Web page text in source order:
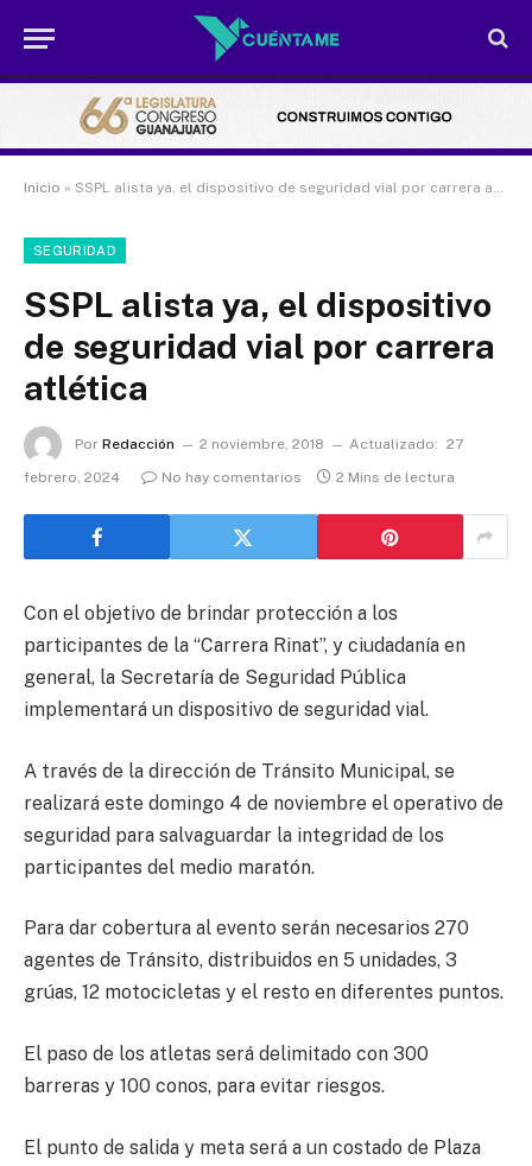
Inicio » SSPL alista ya, el dispositivo de seguridad vial por carrera atlética
SEGURIDAD
SSPL alista ya, el dispositivo
de seguridad vial por carrera
atlética
Por Redacción 2 noviembre, 2018 Actualizado: 27
febrero, 2024
No hay comentarios 2 Mins de lectura
Con el objetivo de brindar protección a los
participantes de la “Carrera Rinat”, y ciudadanía en
general, la Secretaría de Seguridad Pública
implementará un dispositivo de seguridad vial.
A través de la dirección de Tránsito Municipal, se
realizará este domingo 4 de noviembre el operativo de
seguridad para salvaguardar la integridad de los
participantes del medio maratón.
Para dar cobertura al evento serán necesarios 270
agentes de Tránsito, distribuidos en 5 unidades, 3
grúas, 12 motocicletas y el resto en diferentes puntos.
El paso de los atletas será delimitado con 300
barreras y 100 conos, para evitar riesgos.
El punto de salida y meta será a un costado de Plaza